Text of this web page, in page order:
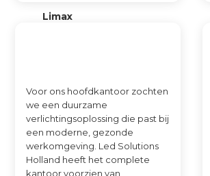
Limax
Voor ons hoofdkantoor zochten
we een duurzame
verlichtingsoplossing die past bij
een moderne, gezonde
werkomgeving. Led Solutions
Holland heeft het complete
kantoor voorzien van